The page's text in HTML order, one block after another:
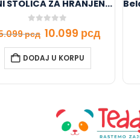
MONI STOLICA ZA HRANJENJE Bueno SKY PLAVA
out of 5
рсд 10.099 рсд
DODAJ U KORPU